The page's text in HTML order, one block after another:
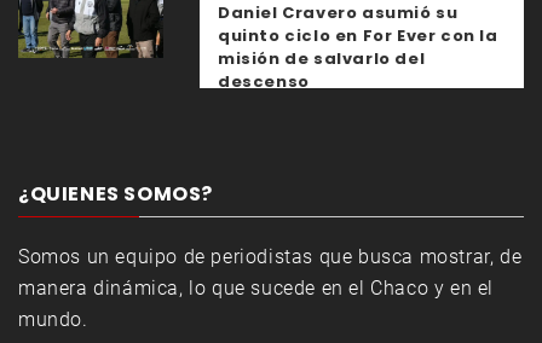
Daniel Cravero asumió su
quinto ciclo en For Ever con la
misión de salvarlo del
descenso
¿QUIENES SOMOS?
Somos un equipo de periodistas que busca mostrar, de
manera dinámica, lo que sucede en el Chaco y en el
mundo.